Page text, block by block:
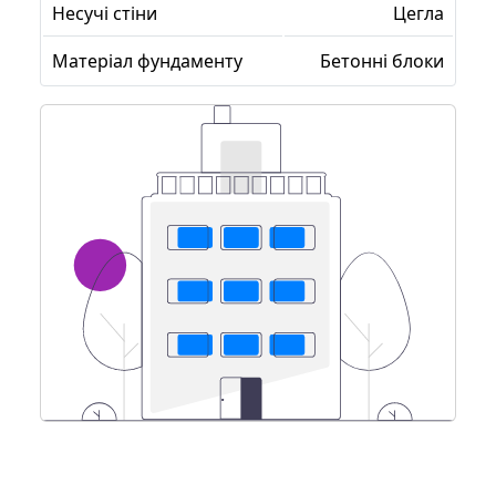
Несучі стіни
Цегла
Матеріал фундаменту
Бетонні блоки